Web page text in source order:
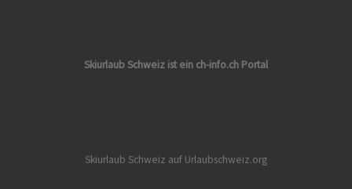
Skiurlaub Schweiz ist ein ch-info.ch Portal
Skiurlaub Schweiz auf Urlaubschweiz.org